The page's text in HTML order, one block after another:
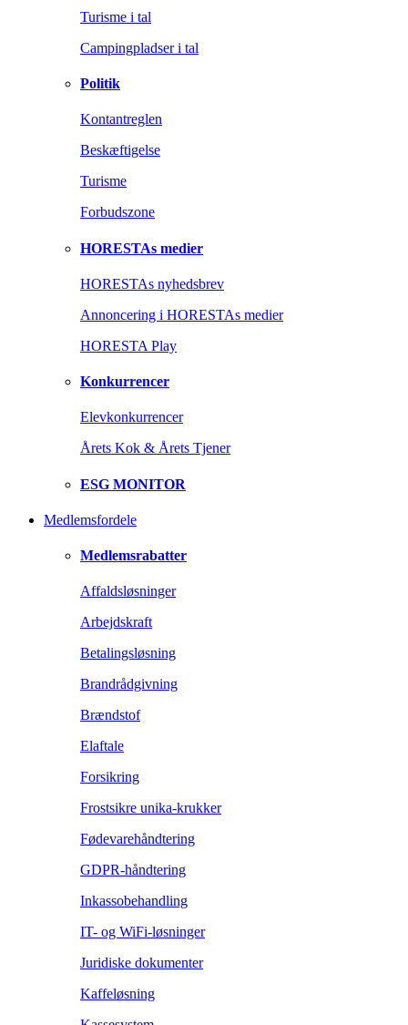
Turisme i tal
Campingpladser i tal
Politik
Kontantreglen
Beskæftigelse
Turisme
Forbudszone
HORESTAs medier
HORESTAs nyhedsbrev
Annoncering i HORESTAs medier
HORESTA Play
Konkurrencer
Elevkonkurrencer
Årets Kok & Årets Tjener
ESG MONITOR
Medlemsfordele
Medlemsrabatter
Affaldsløsninger
Arbejdskraft
Betalingsløsning
Brandrådgivning
Brændstof
Elaftale
Forsikring
Frostsikre unika-krukker
Fødevarehåndtering
GDPR-håndtering
Inkassobehandling
IT- og WiFi-løsninger
Juridiske dokumenter
Kaffeløsning